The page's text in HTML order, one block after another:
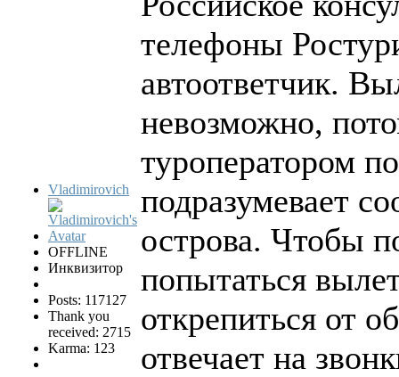
Vladimirovich
OFFLINE
Инквизитор
Posts: 117127
Thank you
received: 2715
Karma: 123
телефоны
автоответчик.
невозможно,
туроператором
подразумевает
острова. Чтобы
попытаться
открепиться от
отвечает на